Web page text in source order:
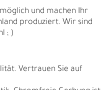
und machen Ihr
produziert. Wir sind
; )
Vertrauen Sie auf